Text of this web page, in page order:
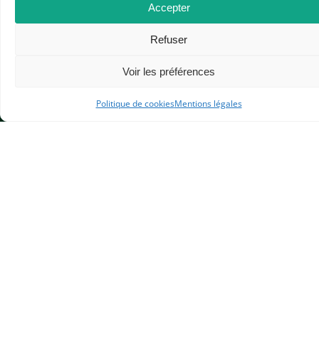
Accepter
Refuser
Voir les préférences
Politique de cookiesMentions légales
Association des professeurs d'histoire et géographie